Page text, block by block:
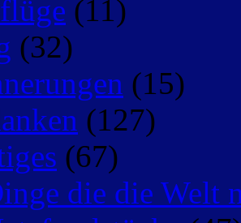
(11)
(32)
(15)
(127)
(67)
die die Welt